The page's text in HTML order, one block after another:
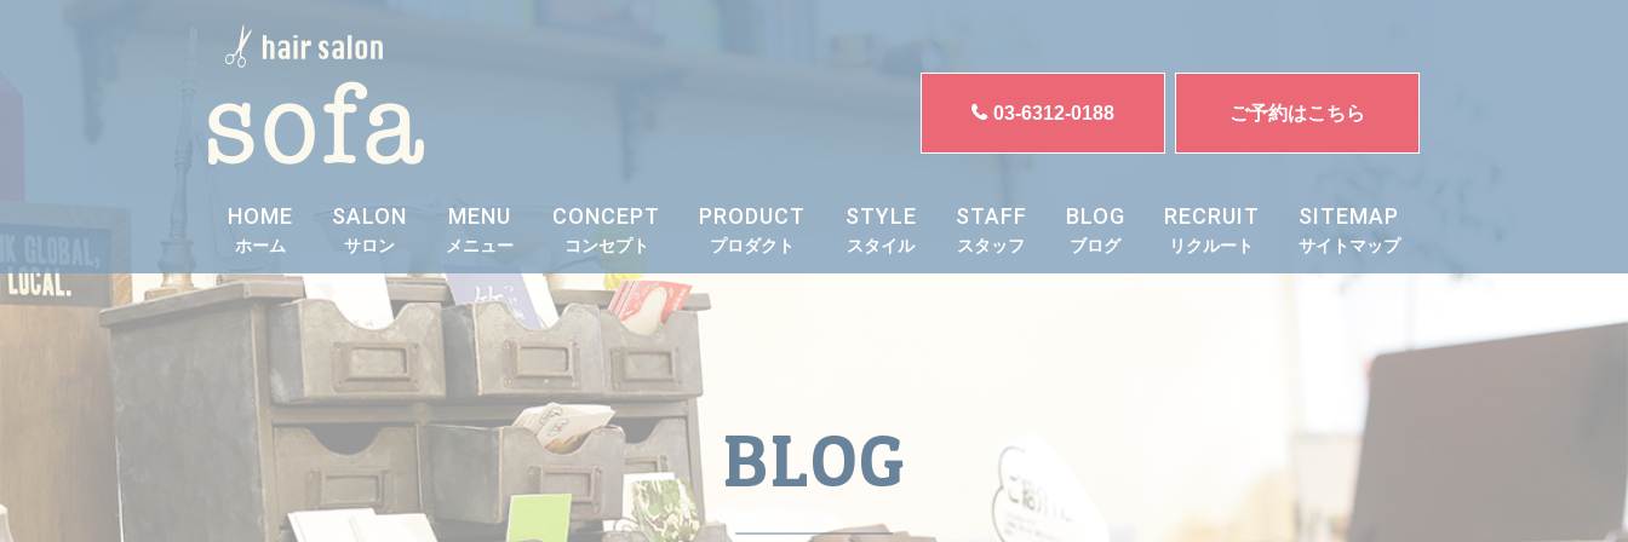
03-6312-0188 ご予約はこちら
HOME
ホーム
SALON
サロン
MENU
メニュー
CONCEPT
コンセプト
PRODUCT
プロダクト
STYLE
スタイル
STAFF
スタッフ
BLOG
ブログ
RECRUIT
リクルート
SITEMAP
サイトマップ
BLOG